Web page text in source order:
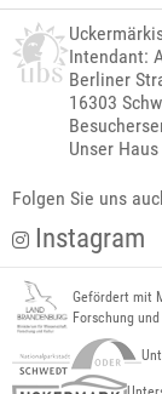
Intendant:
Berliner
16303
Unser
Folgen Sie uns
Instagram
Gefördert mit
Forschung